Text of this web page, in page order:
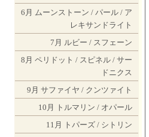
6月 ムーンストーン / パール/ ア
レキサンドライト
7月 ルビー / スフェーン
8月 ペリドット / スピネル/ サー
ドニクス
9月 サファイヤ / クンツァイト
10月
トルマリン / オパール
11月
トパーズ/ シトリン